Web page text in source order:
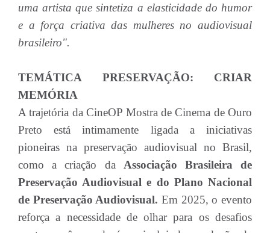
uma artista que sintetiza a elasticidade do humor
e a força criativa das mulheres no audiovisual
brasileiro".
TEMÁTICA PRESERVAÇÃO: CRIAR
MEMÓRIA
A trajetória da CineOP Mostra de Cinema de Ouro
Preto está intimamente ligada a iniciativas
pioneiras na preservação audiovisual no Brasil,
como a criação da Associação Brasileira de
Preservação Audiovisual e do Plano Nacional
de Preservação Audiovisual. Em 2025, o evento
reforça a necessidade de olhar para os desafios